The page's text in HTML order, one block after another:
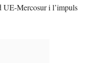
UE-Mercosur i l’impuls